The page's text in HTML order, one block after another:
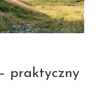
praktyczny